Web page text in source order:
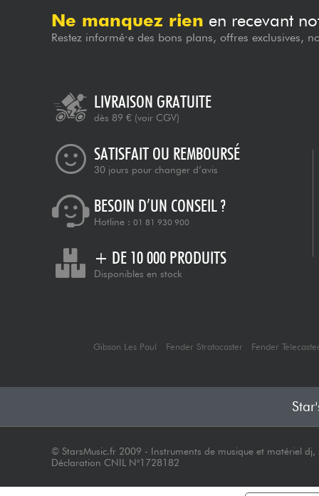
Ne manquez rien en recevant
Restez informé·e des bons plans, offres exclusives,
LIVRAISON GRATUITE
dès 89 € (voir CGV)
SATISFAIT OU REMBOURSÉ
30 jours pour changer d’avis
BESOIN D’UN CONSEIL ?
Hotline : 01 81 930 900
+ DE 10 000 PRODUITS
Disponibles en stock
Gibson Les Paul Fender Stratocaster Fender
© StarsMusic.fr 2009 - Instruments de musique et matériel
Déclaration CNIL N°1728182